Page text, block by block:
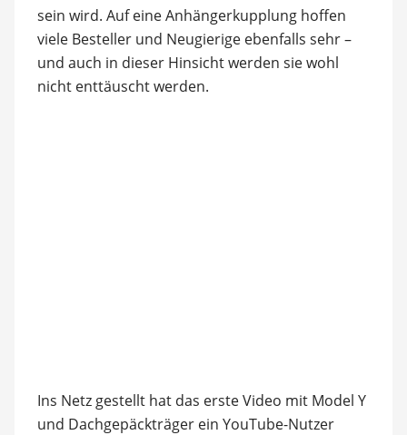
sein wird. Auf eine Anhängerkupplung hoffen
viele Besteller und Neugierige ebenfalls sehr –
und auch in dieser Hinsicht werden sie wohl
nicht enttäuscht werden.
Ins Netz gestellt hat das erste Video mit Model Y
und Dachgepäckträger ein YouTube-Nutzer